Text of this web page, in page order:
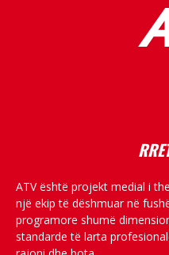
ATV është projekt medial i
një ekip të dëshmuar në
programore shumë
standarde të larta